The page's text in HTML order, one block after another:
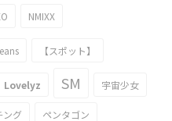
NMIXX
【スポット】
Lovelyz SM 宇宙少女
ング ペンタゴン